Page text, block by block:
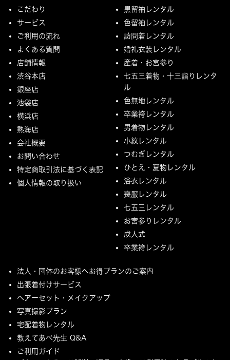
こだわり
サービス
ご利用の流れ
よくある質問
店舗情報
渋谷本店
銀座店
池袋店
横浜店
熱海店
会社概要
お問い合わせ
特定商取引法に基づく表記
個人情報の取り扱い
黒留袖レンタル
色留袖レンタル
訪問着レンタル
婚礼衣装レンタル
産着・お宮参り
七五三着物・十三詣りレンタ
ル
色無地レンタル
卒業袴レンタル
男着物レンタル
小紋レンタル
つむぎレンタル
ひとえ・夏物レンタル
浴衣レンタル
喪服レンタル
七五三レンタル
お宮参りレンタル
成人式
卒業袴レンタル
法人・団体のお客様へお得プランのご案内
出張着付けサービス
ヘアーセット・メイクアップ
写真撮影プラン
宅配着物レンタル
教えてあべ先生 Q&A
ご利用ガイド